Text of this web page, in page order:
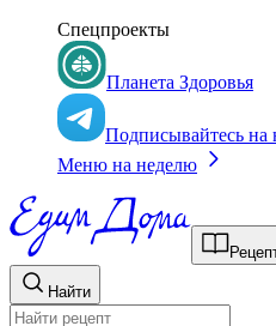
Спецпроекты
Планета Здоровья
Подписывайтесь на
Меню на неделю
Найти